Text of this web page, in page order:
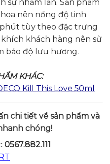
sự nhầm lẫn. Sản phẩm
nên nồng độ tinh
phút tùy theo đặc trưng
khách hàng nên sử
bảo độ lưu hương.
KHÁC:
Kill This Love 50ml
chi tiết về sản phẩm và
chóng!
0567.882.111